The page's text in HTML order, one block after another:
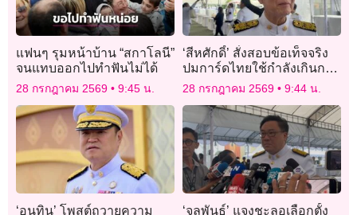
แฟนๆ รุมหน้าบ้าน “สกาโลนี”
จนแทบออกไปทำฟันไม่ได้
28 กรกฎาคม 2569 9:45 น.
‘สีหศักดิ์’ สั่งสอบข้อเท็จจริง
ปมการ์ดไทยใช้กำลังเกินกว่า
เหตุกับชาวจีนในงานหนังสือ
ย้ำให้ความเป็นธรรมทุกฝ่าย
28 กรกฎาคม 2569 9:44 น.
‘อนุทิน’ โพสต์ถวายความ
‘จุลพันธ์’ แจงชะลอเลือกตั้ง